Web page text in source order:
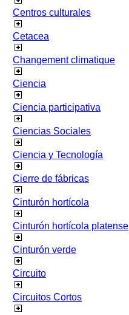
Centros culturales
Cetacea
Changement climatique
Ciencia
Ciencia participativa
Ciencias Sociales
Ciencia y Tecnología
Cierre de fábricas
Cinturón hortícola
Cinturón hortícola platense
Cinturón verde
Circuito
Circuitos Cortos